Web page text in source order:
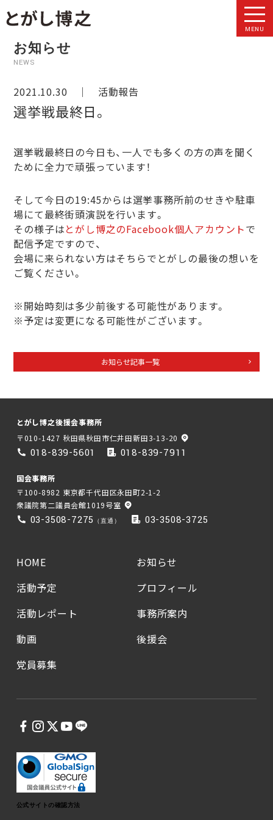
MENU
お知らせ
NEWS
2021.10.30 ｜ 活動報告
選挙戦最終日。
選挙戦最終日の今日も、一人でも多くの方の声を聞く
ために全力で頑張っています！
そして今日の19:45からは選挙事務所前のせきや駐車
場にて最終街頭演説を行います。
その様子はとがし博之のFacebook個人アカウントで
配信予定ですので、
会場に来られない方はそちらでとがしの最後の想いを
ご覧ください。
※開始時刻は多少前後する可能性があります。
※予定は変更になる可能性がございます。
お知らせ記事一覧
とがし博之後援会事務所
〒010-1427 秋田県秋田市仁井田新田3-13-20
018-839-5601 018-839-7911
国会事務所
〒100-8982 東京都千代田区永田町2-1-2
衆議院第二議員会館1019号室
03-3508-7275 （直通） 03-3508-3725
HOME
お知らせ
活動予定
プロフィール
活動レポート
事務所案内
動画
後援会
党員募集
公式サイトの確認方法